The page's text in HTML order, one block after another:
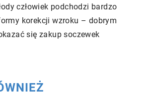
człowiek podchodzi bardzo
korekcji wzroku – dobrym
się zakup soczewek